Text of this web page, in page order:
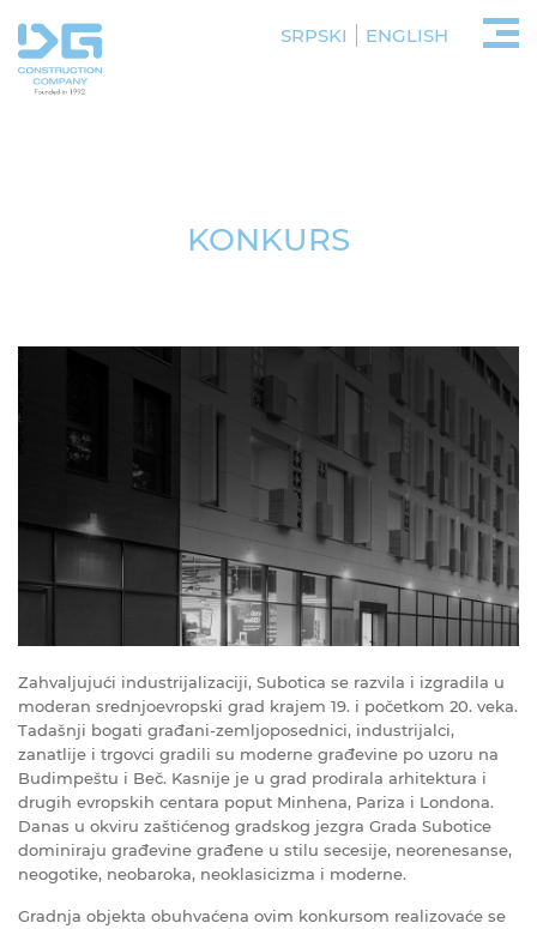
SRPSKI ENGLISH
KONKURS
Zahvaljujući industrijalizaciji, Subotica se razvila i izgradila u
moderan srednjoevropski grad krajem 19. i početkom 20. veka.
Tadašnji bogati građani-zemljoposednici, industrijalci,
zanatlije i trgovci gradili su moderne građevine po uzoru na
Budimpeštu i Beč. Kasnije je u grad prodirala arhitektura i
drugih evropskih centara poput Minhena, Pariza i Londona.
Danas u okviru zaštićenog gradskog jezgra Grada Subotice
dominiraju građevine građene u stilu secesije, nеorеnеsаnse,
nеogotike, nеobаroka, nеoklаsicizma i moderne.
Grаdnjа objеktа obuhvaćena ovim konkursom realizovaće se